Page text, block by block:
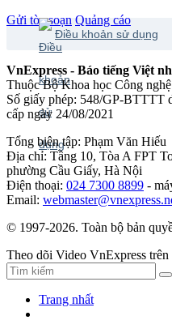
Gửi tòa soạn Quảng cáo
Điều khoản sử dụng
VnExpress - Báo tiếng Việt
Thuộc Bộ Khoa học Công nghệ
Số giấy phép: 548/GP-BTTTT
cấp ngày 24/08/2021
Tổng biên tập: Phạm Văn Hiếu
Địa chỉ: Tầng 10, Tòa A FPT
phường Cầu Giấy, Hà Nội
Điện thoại: 024 7300 8899 -
Email:
© 1997-2026. Toàn bộ bản
Theo dõi Video VnExpress trên
Trang nhất